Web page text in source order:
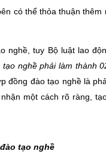
có thể thỏa thuận
nghề, tuy Bộ luật lao
tạo nghề phải làm thành
đồng đào tạo nghề là
một cách rõ ràng,
tạo nghề